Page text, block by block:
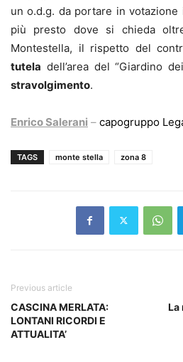
un o.d.g. da portare in
più presto dove si chieda
Montestella, il rispetto del
tutela dell’area del “Giardino
stravolgimento.
Enrico Salerani – capogruppo
TAGS monte stella zona 8
Previous article
CASCINA MERLATA:
LONTANI RICORDI E
ATTUALITA’
La